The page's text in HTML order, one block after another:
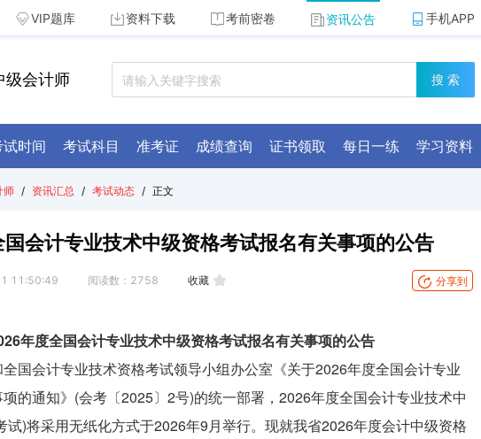
VIP题库 资料下载 考前密卷 资讯公告 手机APP
级会计师 搜 索
试时间 考试科目 准考证 成绩查询 证书领取 每日一练 学习资料
师 / 资讯汇总 / 考试动态 / 正文
会计专业技术中级资格考试报名有关事项的公告
11:50:49 阅读数： 2758 收藏 分享到
年度全国会计专业技术中级资格考试报名有关事项的公告
国会计专业技术资格考试领导小组办公室《关于2026年度全国会计专业
的通知》(会考〔2025〕2号)的统一部署，2026年度全国会计专业技术中
)将采用无纸化方式于2026年9月举行。现就我省2026年度会计中级资格